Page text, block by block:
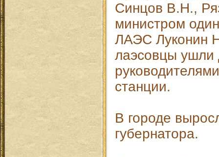
Синцов В.Н.,
министром
ЛАЭС Луконин
лаэсовцы ушли
станции.
В городе
губернатора.